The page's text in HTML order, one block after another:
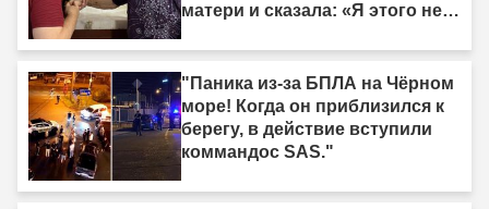
матери и сказала: «Я этого не
"Паника из-за БПЛА на Чёрном
море! Когда он приблизился к
берегу, в действие вступили
коммандос SAS."